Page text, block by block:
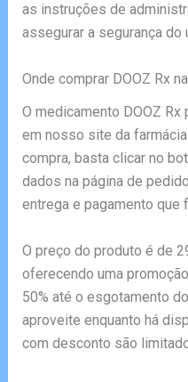
as instruções de
assegurar a segurança do
Onde comprar DOOZ Rx
O medicamento DOOZ
em nosso site da farmácia
compra, basta clicar no
dados na página de
entrega e pagamento que
O preço do produto é de
oferecendo uma
50% até o esgotamento
aproveite enquanto há
com desconto são